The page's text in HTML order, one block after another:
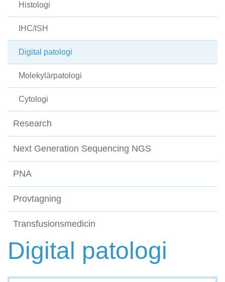
Histologi
IHC/ISH
Digital patologi
Molekylärpatologi
Cytologi
Research
Next Generation Sequencing NGS
PNA
Provtagning
Transfusionsmedicin
Digital patologi